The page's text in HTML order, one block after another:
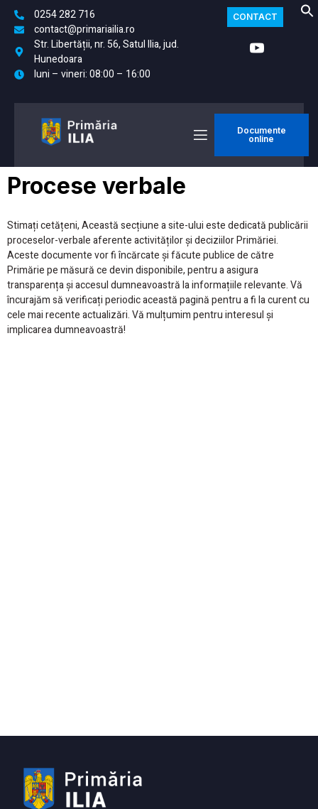
0254 282 716
contact@primariailia.ro
Str. Libertății, nr. 56, Satul Ilia, jud.
Hunedoara
luni – vineri: 08:00 – 16:00
CONTACT
Documente
online
Procese verbale
Stimați cetățeni, Această secțiune a site-ului este dedicată publicării
proceselor-verbale aferente activităților și deciziilor Primăriei.
Aceste documente vor fi încărcate și făcute publice de către
Primărie pe măsură ce devin disponibile, pentru a asigura
transparența și accesul dumneavoastră la informațiile relevante. Vă
încurajăm să verificați periodic această pagină pentru a fi la curent cu
cele mai recente actualizări. Vă mulțumim pentru interesul și
implicarea dumneavoastră!